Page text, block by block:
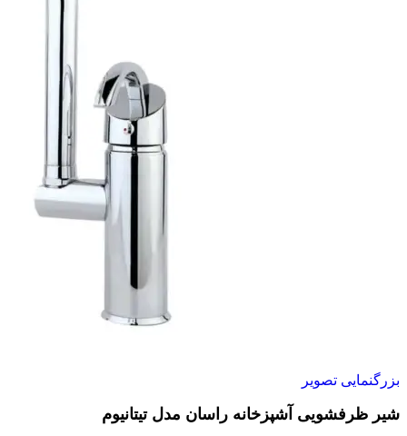
بزرگنمایی تصویر
شیر ظرفشویی آشپزخانه راسان مدل تیتانیوم